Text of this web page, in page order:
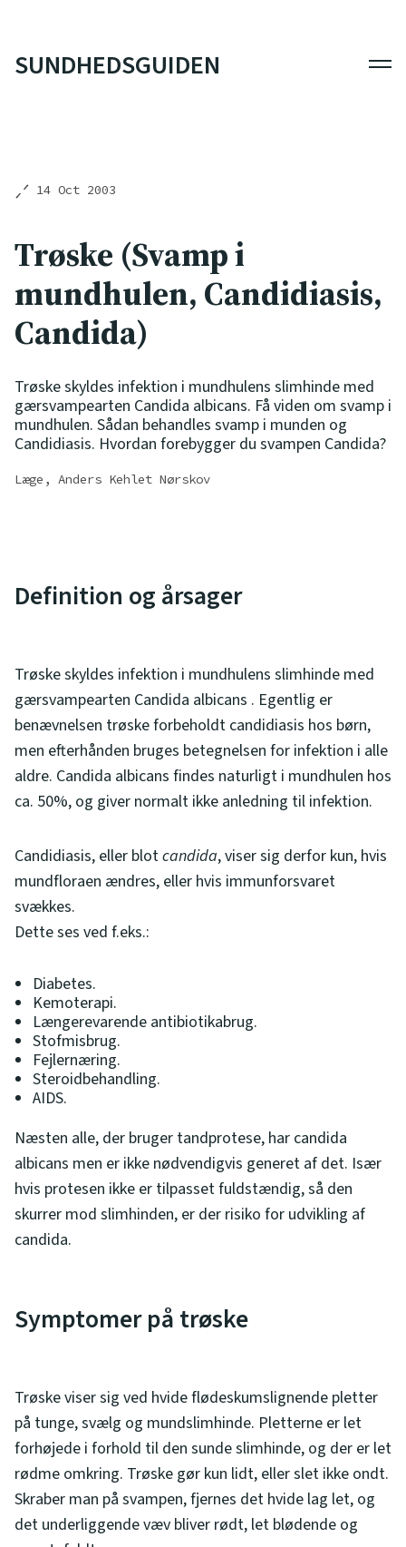
SUNDHEDSGUIDEN
14 Oct 2003
Trøske (Svamp i
mundhulen, Candidiasis,
Candida)
Trøske skyldes infektion i mundhulens slimhinde med
gærsvampearten Candida albicans. Få viden om svamp i
mundhulen. Sådan behandles svamp i munden og
Candidiasis. Hvordan forebygger du svampen Candida?
Læge, Anders Kehlet Nørskov
Definition og årsager
Trøske skyldes infektion i mundhulens slimhinde med
gærsvampearten Candida albicans . Egentlig er
benævnelsen trøske forbeholdt candidiasis hos børn,
men efterhånden bruges betegnelsen for infektion i alle
aldre. Candida albicans findes naturligt i mundhulen hos
ca. 50%, og giver normalt ikke anledning til infektion.
Candidiasis, eller blotcandida, viser sig derfor kun, hvis
mundfloraen ændres, eller hvis immunforsvaret
svækkes.
Dette ses ved f.eks.:
Diabetes.
Kemoterapi.
Længerevarende antibiotikabrug.
Stofmisbrug.
Fejlernæring.
Steroidbehandling.
AIDS.
Næsten alle, der bruger tandprotese, har candida
albicans men er ikke nødvendigvis generet af det. Især
hvis protesen ikke er tilpasset fuldstændig, så den
skurrer mod slimhinden, er der risiko for udvikling af
candida.
Symptomer på trøske
Trøske viser sig ved hvide flødeskumslignende pletter
på tunge, svælg og mundslimhinde. Pletterne er let
forhøjede i forhold til den sunde slimhinde, og der er let
rødme omkring. Trøske gør kun lidt, eller slet ikke ondt.
Skraber man på svampen, fjernes det hvide lag let, og
det underliggende væv bliver rødt, let blødende og